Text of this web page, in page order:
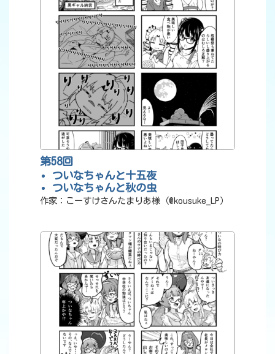
第58回
ついなちゃんと十五夜
ついなちゃんと秋の虫
作家：こーすけさんたまりあ様（@kousuke_LP）